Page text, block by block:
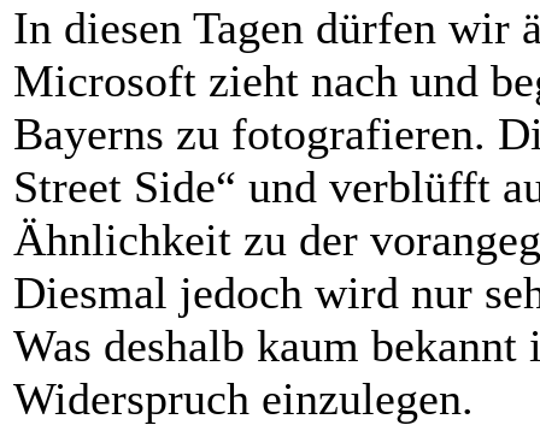
In diesen Tagen dürfen wir
Microsoft zieht nach und
Bayerns zu fotografieren.
Street Side“ und verblüfft
Ähnlichkeit zu der
Diesmal jedoch wird nur
Was deshalb kaum
Widerspruch einzulegen.